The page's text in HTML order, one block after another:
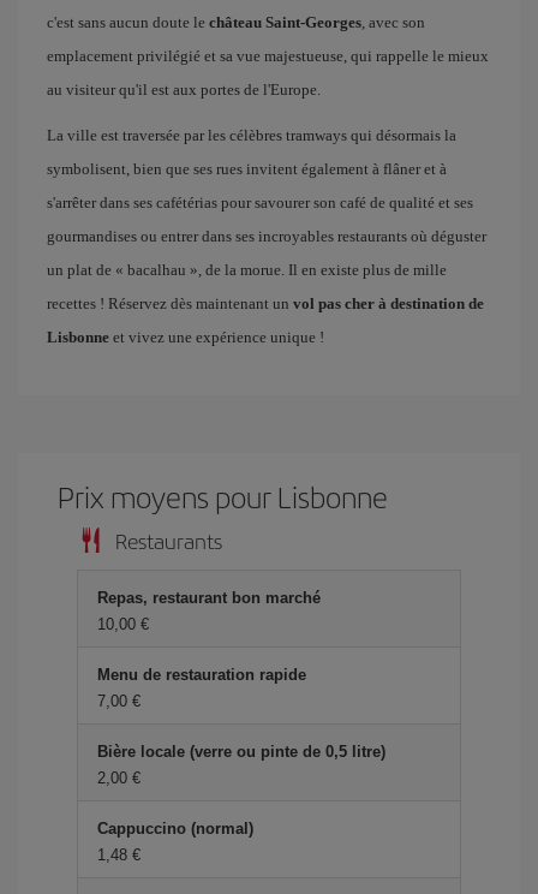
c'est sans aucun doute le château Saint-Georges, avec son
emplacement privilégié et sa vue majestueuse, qui rappelle le mieux
au visiteur qu'il est aux portes de l'Europe.
La ville est traversée par les célèbres tramways qui désormais la
symbolisent, bien que ses rues invitent également à flâner et à
s'arrêter dans ses cafétérias pour savourer son café de qualité et ses
gourmandises ou entrer dans ses incroyables restaurants où déguster
un plat de « bacalhau », de la morue. Il en existe plus de mille
recettes ! Réservez dès maintenant un vol pas cher à destination de
Lisbonne et vivez une expérience unique !
Prix ​​moyens pour Lisbonne
Restaurants
Repas, restaurant bon marché
10,00 €
Menu de restauration rapide
7,00 €
Bière locale (verre ou pinte de 0,5 litre)
2,00 €
Cappuccino (normal)
1,48 €